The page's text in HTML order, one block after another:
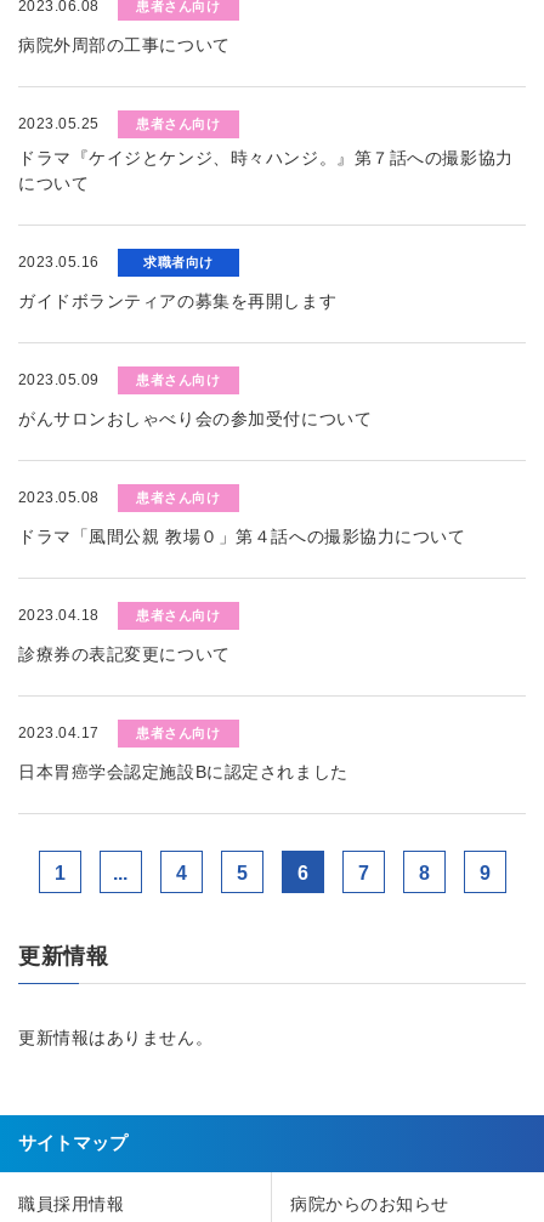
2023.06.08 患者さん向け
病院外周部の工事について
2023.05.25 患者さん向け
ドラマ『ケイジとケンジ、時々ハンジ。』第７話への撮影協力
について
2023.05.16 求職者向け
ガイドボランティアの募集を再開します
2023.05.09 患者さん向け
がんサロンおしゃべり会の参加受付について
2023.05.08 患者さん向け
ドラマ「風間公親 教場０」第４話への撮影協力について
2023.04.18 患者さん向け
診療券の表記変更について
2023.04.17 患者さん向け
日本胃癌学会認定施設Bに認定されました
1 ... 4 5 6 7 8 9
更新情報
更新情報はありません。
サイトマップ
職員採用情報 病院からのお知らせ